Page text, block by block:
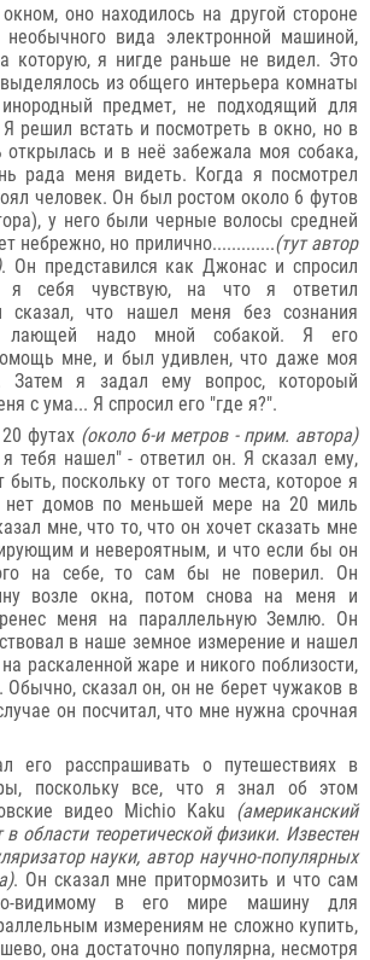
оно находилось на другой стороне
вида электронной машиной,
которую, я нигде раньше не видел. Это
из общего интерьера комнаты
предмет, не подходящий для
решил встать и посмотреть в окно, но в
открылась и в неё забежала моя собака,
рада меня видеть. Когда я посмотрел
человек. Он был ростом около 6 футов
у него были черные волосы средней
небрежно, но прилично.............(тут автор
. Он представился как Джонас и спросил
себя чувствую, на что я ответил
сказал, что нашел меня без сознания
лающей надо мной собакой. Я его
мне, и был удивлен, что даже моя
Затем я задал ему вопрос, котороый
с ума... Я спросил его "где я?".
футах (около 6-и метров - прим. автора)
тебя нашел" - ответил он. Я сказал ему,
поскольку от того места, которое я
нет домов по меньшей мере на 20 миль
мне, что то, что он хочет сказать мне
и невероятным, и что если бы он
на себе, то сам бы не поверил. Он
возле окна, потом снова на меня и
меня на параллельную Землю. Он
в наше земное измерение и нашел
раскаленной жаре и никого поблизости,
сказал он, он не берет чужаков в
он посчитал, что мне нужна срочная
его расспрашивать о путешествиях в
поскольку все, что я знал об этом
видео Michio Kaku (американский
в области теоретической физики. Известен
науки, автор научно-популярных
. Он сказал мне притормозить и что сам
видимому в его мире машину для
измерениям не сложно купить,
она достаточно популярна, несмотря